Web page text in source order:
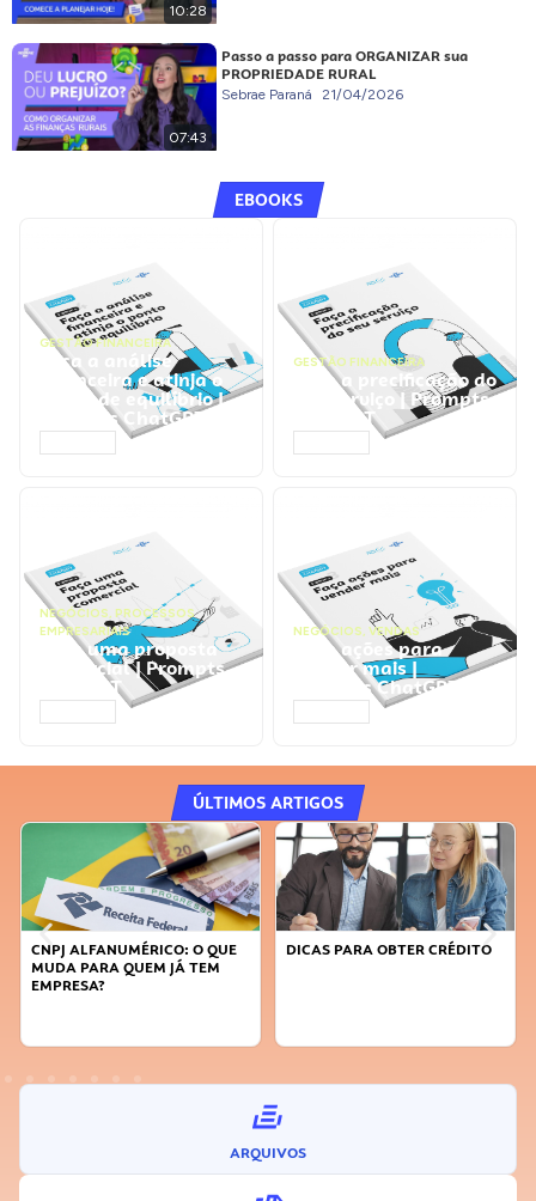
10:28
07:43
Passo a passo para ORGANIZAR sua
PROPRIEDADE RURAL
Sebrae Paraná 21/04/2026
EBOOKS
GESTÃO FINANCEIRA
Faça a análise
financeira e atinja o
ponto de equilíbrio |
Prompts ChatGPT
GESTÃO FINANCEIRA
Faça a precificação do
seu serviço | Prompts
ChatGPT
NEGÓCIOS, PROCESSOS
EMPRESARIAIS
Faça uma proposta
comercial | Prompts
ChatGPT
NEGÓCIOS, VENDAS
Faça ações para
vender mais |
Prompts ChatGPT
ÚLTIMOS ARTIGOS
DICAS PARA OBTER CRÉDITO
FAÇA A DIFERENÇA: SEJA
ARQUIVOS